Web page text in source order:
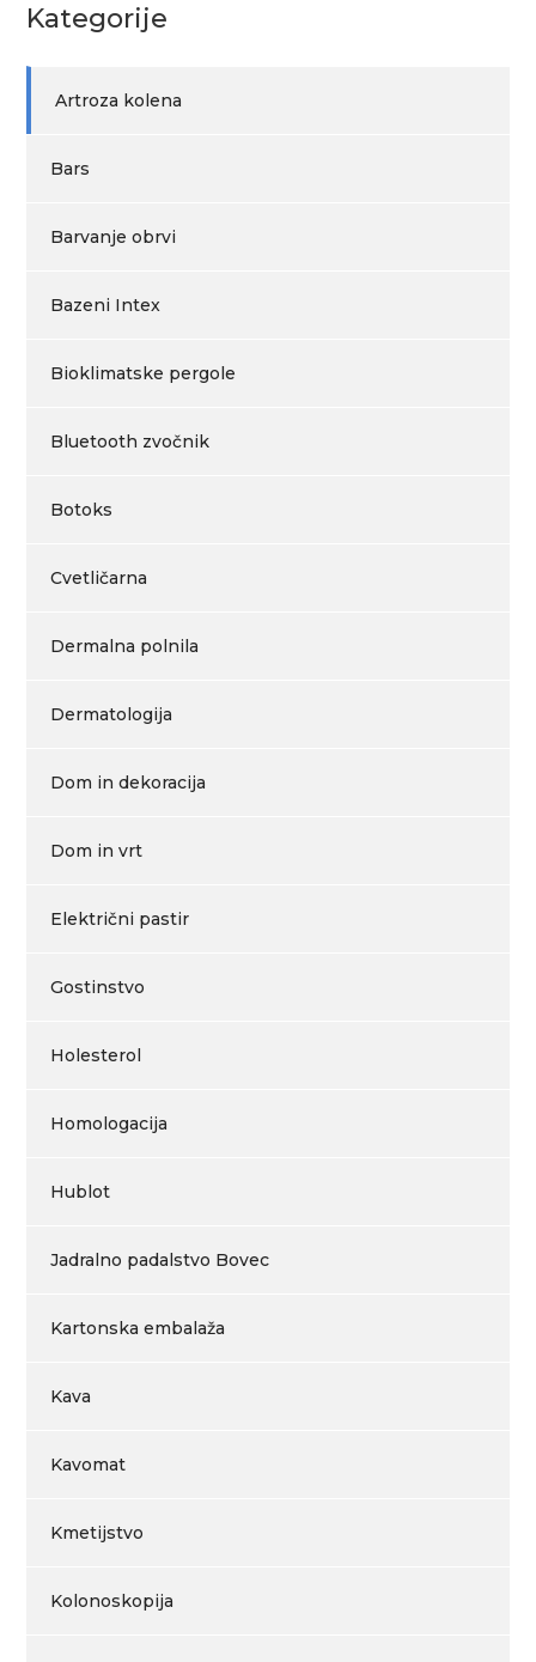
Kategorije
Artroza kolena
Bars
Barvanje obrvi
Bazeni Intex
Bioklimatske pergole
Bluetooth zvočnik
Botoks
Cvetličarna
Dermalna polnila
Dermatologija
Dom in dekoracija
Dom in vrt
Električni pastir
Gostinstvo
Holesterol
Homologacija
Hublot
Jadralno padalstvo Bovec
Kartonska embalaža
Kava
Kavomat
Kmetijstvo
Kolonoskopija